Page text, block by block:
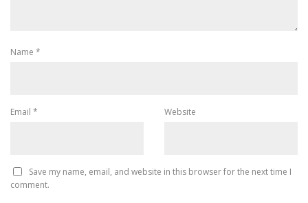
Name *
Email * Website
Save my name, email, and website in this browser for the next time I
comment.